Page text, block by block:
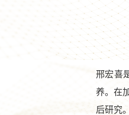
邢宏喜
养。在
后研究